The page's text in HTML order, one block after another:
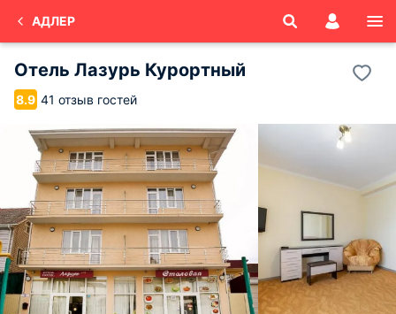
АДЛЕР
Отель Лазурь Курортный
8.9 41 отзыв гостей